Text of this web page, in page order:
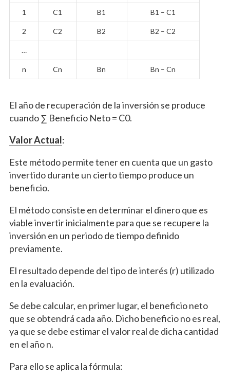
1 C1 B1 B1 – C1
2 C2 B2 B2 – C2
…
n Cn Bn Bn – Cn
El año de recuperación de la inversión se produce
cuando ∑ Beneficio Neto = C0.
Valor Actual:
Este método permite tener en cuenta que un gasto
invertido durante un cierto tiempo produce un
beneficio.
El método consiste en determinar el dinero que es
viable invertir inicialmente para que se recupere la
inversión en un periodo de tiempo definido
previamente.
El resultado depende del tipo de interés (r) utilizado
en la evaluación.
Se debe calcular, en primer lugar, el beneficio neto
que se obtendrá cada año. Dicho beneficio no es real,
ya que se debe estimar el valor real de dicha cantidad
en el año n.
Para ello se aplica la fórmula: